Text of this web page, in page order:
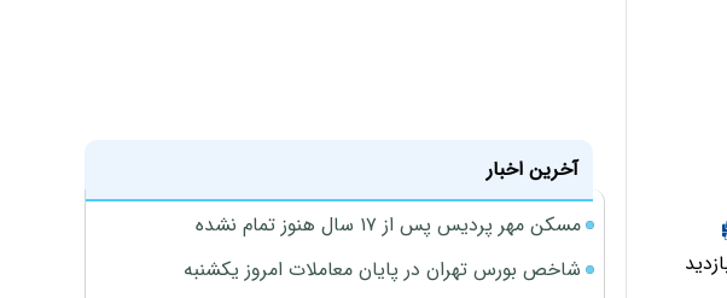
آخرین اخبار
مسکن مهر پردیس پس از ۱۷ سال هنوز تمام نشده
شاخص بورس تهران در پایان معاملات امروز یکشنبه